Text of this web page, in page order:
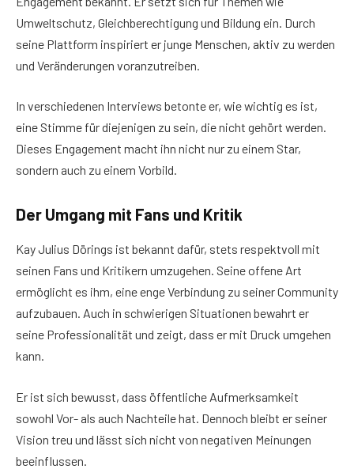
Umweltschutz, Gleichberechtigung und Bildung ein. Durch
seine Plattform inspiriert er junge Menschen, aktiv zu werden
und Veränderungen voranzutreiben.
In verschiedenen Interviews betonte er, wie wichtig es ist,
eine Stimme für diejenigen zu sein, die nicht gehört werden.
Dieses Engagement macht ihn nicht nur zu einem Star,
sondern auch zu einem Vorbild.
Der Umgang mit Fans und Kritik
Kay Julius Dörings ist bekannt dafür, stets respektvoll mit
seinen Fans und Kritikern umzugehen. Seine offene Art
ermöglicht es ihm, eine enge Verbindung zu seiner Community
aufzubauen. Auch in schwierigen Situationen bewahrt er
seine Professionalität und zeigt, dass er mit Druck umgehen
kann.
Er ist sich bewusst, dass öffentliche Aufmerksamkeit
sowohl Vor- als auch Nachteile hat. Dennoch bleibt er seiner
Vision treu und lässt sich nicht von negativen Meinungen
beeinflussen.